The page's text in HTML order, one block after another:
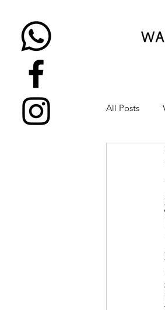
All Posts
YUICHI
H-